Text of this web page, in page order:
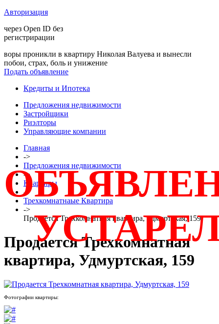
Авторизация
через Open ID без
регистрирации
воры проникли в квартиру Николая Валуева и вынесли
побои, страх, боль и унижение
Подать объявление
Кредиты и Ипотека
Предложения недвижимости
Застройщики
Риэлторы
Управляющие компании
Главная
->
Предложения недвижимости
->
Квартиры
->
Трехкомнатнаые Квартира
->
Продается Трехкомнатная квартира, Удмуртская, 159
Продается Трехкомнатная
квартира, Удмуртская, 159
Фотографии квартиры: